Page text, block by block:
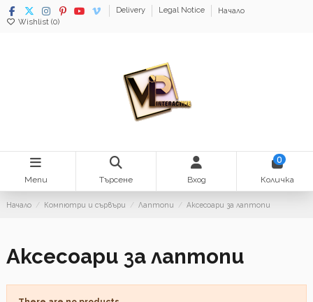
Delivery Legal Notice
Начало
Wishlist (0)
Menu Търсене Вход
0
Количка
Начало Компютри и сървъри Лаптопи Аксесоари за лаптопи
Аксесоари за лаптопи